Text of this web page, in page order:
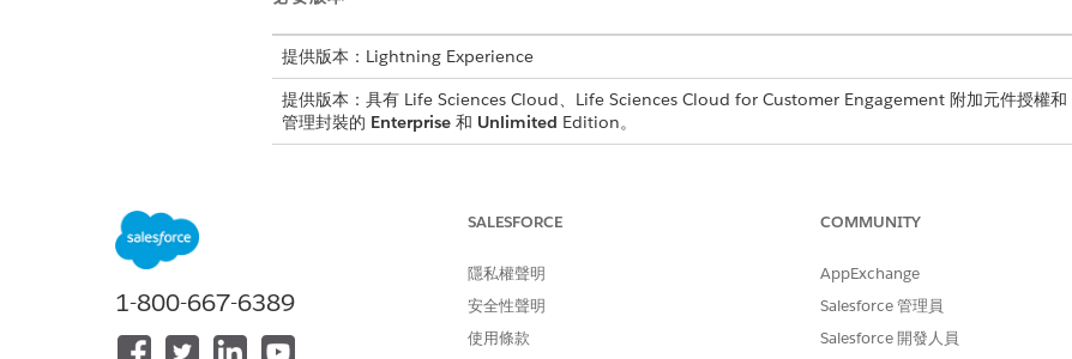
提供版本：Lightning Experience
提供版本：具有 Life Sciences Cloud、Life Sciences Cloud for Customer Engagement 附加元件授權
管理封裝的 Enterprise和 Unlimited Edition。
若要設定「Life Sciences 客戶參與」資料:
「Life Sciences 商業管理員」
自訂應用程式
您可以從「管理員主控台」中的「快速動作管理」和「自訂動作管理」圖標建立快速動作和自
理」。
1-800-667-6389
SALESFORCE
隱私權聲明
安全性聲明
使用條款
COMMUNITY
AppExchange
Salesforce 管理員
Salesforce 開發人員